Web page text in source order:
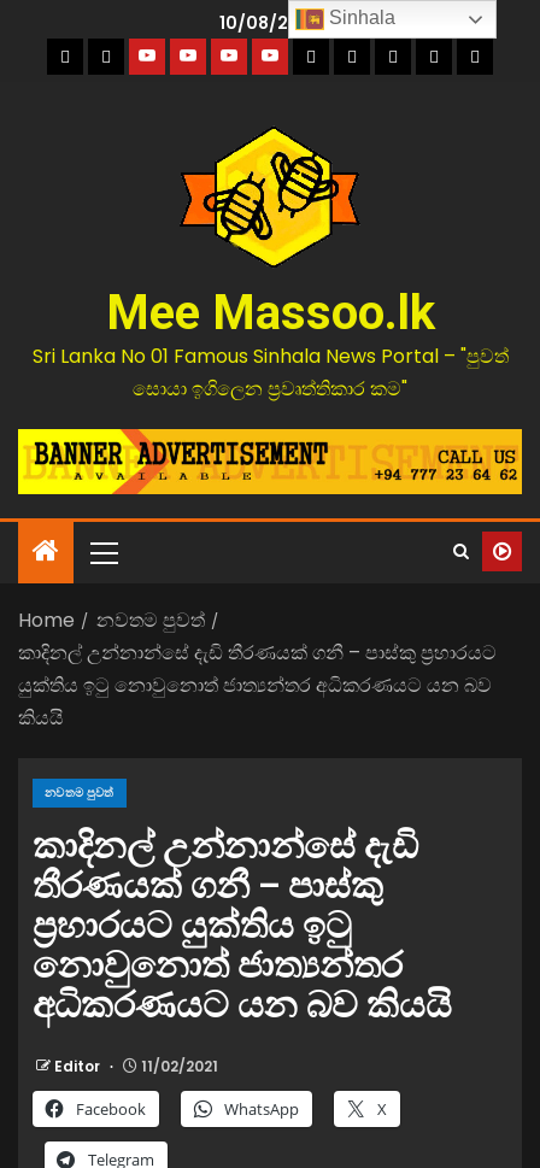
10/08/2026
Mee Massoo.lk
Sri Lanka No 01 Famous Sinhala News Portal – "පුවත්
සොයා ඉගිලෙන ප්‍රවෘත්තිකාර කම"
Home
නවතම පුවත්
කාදිනල් උන්නාන්සේ දැඩි තීරණයක් ගනී – පාස්කු ප්‍රහාරයට
යුක්තිය ඉටු නොවුනොත් ජාත්‍යන්තර අධිකරණයට යන බව
කියයි
නවතම පුවත්
කාදිනල් උන්නාන්සේ දැඩි
තීරණයක් ගනී – පාස්කු
ප්‍රහාරයට යුක්තිය ඉටු
නොවුනොත් ජාත්‍යන්තර
අධිකරණයට යන බව කියයි
Editor 11/02/2021
Facebook WhatsApp X
Telegram
Sinhala